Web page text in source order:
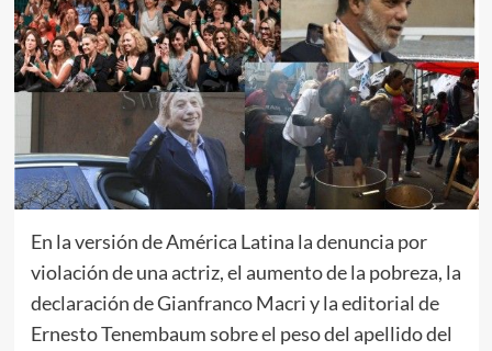
En la versión de América Latina la denuncia por
violación de una actriz, el aumento de la pobreza, la
declaración de Gianfranco Macri y la editorial de
Ernesto Tenembaum sobre el peso del apellido del